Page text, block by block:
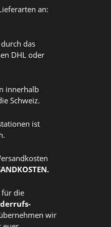
an:
das
DHL oder
innerhalb
Schweiz.
ist
.
für die
-
wir